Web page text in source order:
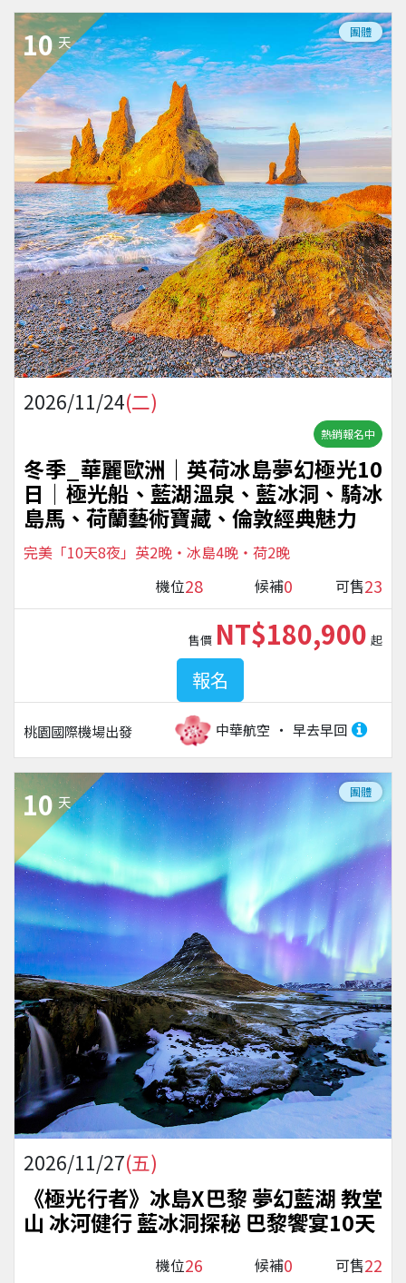
10 天
團體
2026/11/24(二)
熱銷報名中
冬季_華麗歐洲｜英荷冰島夢幻極光10
日│極光船、藍湖溫泉、藍冰洞、騎冰
島馬、荷蘭藝術寶藏、倫敦經典魅力
完美「10天8夜」英2晚・冰島4晚・荷2晚
機位28 候補0 可售23
桃園國際機場出發 中華航空 早去早回
售價 NT$180,900 起
報名
10 天
團體
2026/11/27(五)
《極光行者》冰島X巴黎 夢幻藍湖 教堂
山 冰河健行 藍冰洞探秘 巴黎饗宴10天
機位26 候補0 可售22